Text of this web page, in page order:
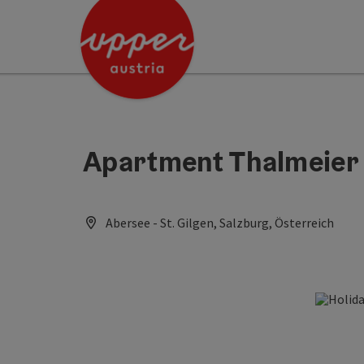
Accesskey
Accesskey
Apartment Thalmeier
Abersee - St. Gilgen, Salzburg, Österreich